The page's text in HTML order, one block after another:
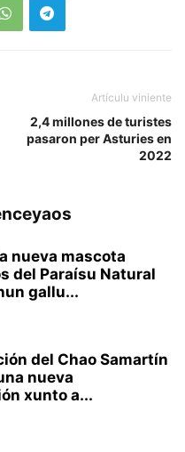
Artículu viniente
2,4 millones de turistes
pasaron per Asturies en
2022
nueva mascota
del Paraísu Natural
gallu...
del Chao Samartín
nueva
xunto a...